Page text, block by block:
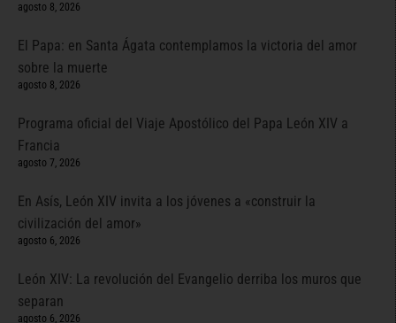
agosto 8, 2026
El Papa: en Santa Ágata contemplamos la victoria del amor
sobre la muerte
agosto 8, 2026
Programa oficial del Viaje Apostólico del Papa León XIV a
Francia
agosto 7, 2026
En Asís, León XIV invita a los jóvenes a «construir la
civilización del amor»
agosto 6, 2026
León XIV: La revolución del Evangelio derriba los muros que
separan
agosto 6, 2026